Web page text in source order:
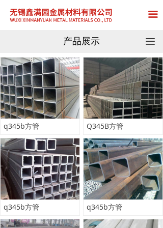
끀
首页
产品展示
车间展示
新闻中心
在线留言
联系我们
q345b方管 Q345B方管
q345b方管 q345b方管
끀
产品展示